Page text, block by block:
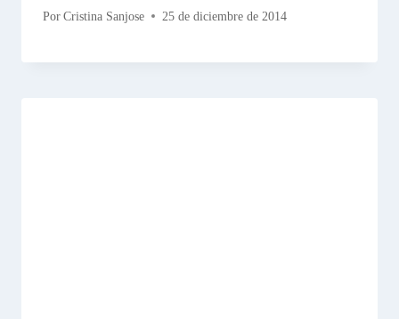
Por Cristina Sanjose 25 de diciembre de 2014